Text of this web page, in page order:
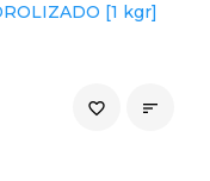
[1 kgr]

favorite_border